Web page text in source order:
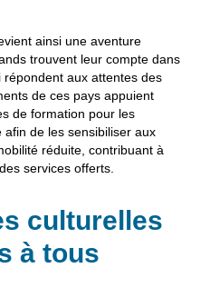
ainsi une aventure
trouvent leur compte dans
aux attentes des
de ces pays appuient
de formation pour les
de les sensibiliser aux
réduite, contribuant à
services offerts.
culturelles
à tous